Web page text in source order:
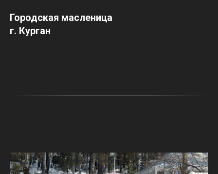
Городская масленица
г. Курган